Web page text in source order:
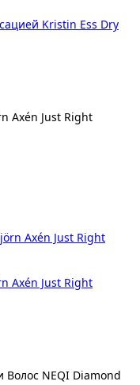
Kristin Ess Dry
Axén Just Right
Axén Just Right
Волос NEQI Diamond